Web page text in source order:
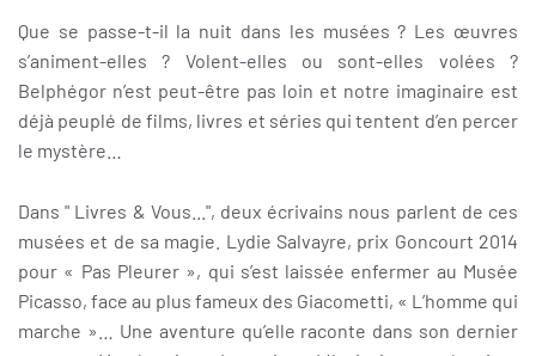
Que se passe-t-il la nuit dans les musées ? Les œuvres
s’animent-elles ? Volent-elles ou sont-elles volées ?
Belphégor n’est peut-être pas loin et notre imaginaire est
déjà peuplé de films, livres et séries qui tentent d’en percer
le mystère…
Dans " Livres & Vous...", deux écrivains nous parlent de ces
musées et de sa magie. Lydie Salvayre, prix Goncourt 2014
pour « Pas Pleurer », qui s’est laissée enfermer au Musée
Picasso, face au plus fameux des Giacometti, « L’homme qui
marche »… Une aventure qu’elle raconte dans son dernier